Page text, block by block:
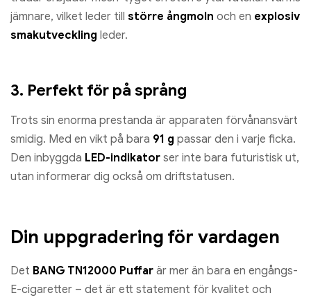
jämnare, vilket leder till större ångmoln och en explosiv
smakutveckling leder.
3. Perfekt för på språng
Trots sin enorma prestanda är apparaten förvånansvärt
smidig. Med en vikt på bara 91 g passar den i varje ficka.
Den inbyggda LED-indikator ser inte bara futuristisk ut,
utan informerar dig också om driftstatusen.
Din uppgradering för vardagen
Det BANG TN12000 Puffar är mer än bara en engångs-
E-cigaretter – det är ett statement för kvalitet och